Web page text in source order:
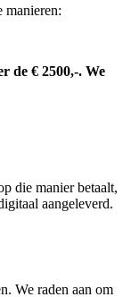
manieren:
de € 2500,-. We
die manier betaalt,
aangeleverd.
We raden aan om